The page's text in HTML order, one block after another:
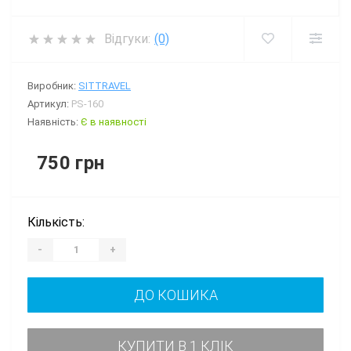
Відгуки: (0)
Виробник: SITTRAVEL
Артикул: PS-160
Наявність: Є в наявності
750 грн
Кількість:
- +
ДО КОШИКА
КУПИТИ В 1 КЛІК